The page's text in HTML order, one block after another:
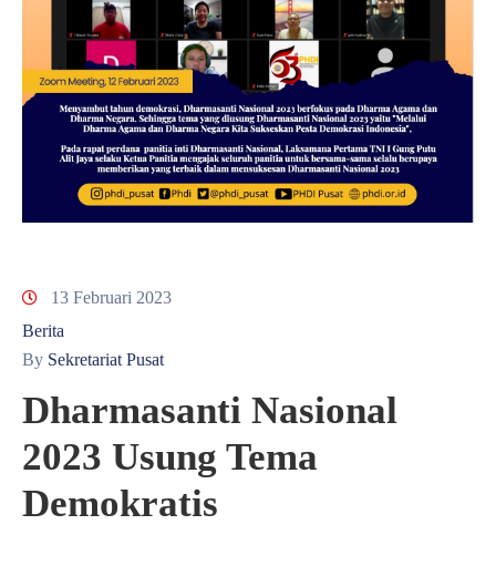
13 Februari 2023
Berita
By Sekretariat Pusat
Dharmasanti Nasional
2023 Usung Tema
Demokratis